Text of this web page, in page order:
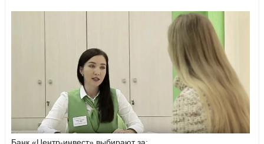
Банк «Центр-инвест» выбирают за: